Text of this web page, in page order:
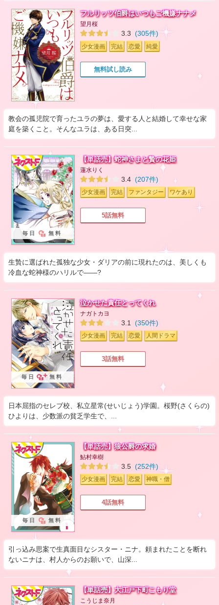
フルリッツ伯爵はいつもご機嫌ナナメ
望月桜
3.3 (305件)
少女漫画 完結 恋愛 純愛
無料試し読み
教会の孤児院で育ったユラの夢は、愛する人と結婚して幸せな家
庭を築くこと。そんなユラは、ある日突...
【単話売】蛇神さまと贄の花姫
蓮水りく
3.4 (207件)
少女漫画 完結 ファンタジー ワケあり
5話無料
毎日 無料
生贄に選ばれた孤独な少女・ダリアの前に現れたのは、美しくも
冷血な蛇神様のハリルで――?
泣かせた責任とってくれ
ナガトカヨ
3.1 (350件)
少女漫画 完結 恋愛 人間ドラマ
3話無料
毎日 無料
日本屈指のセレブ校、私立星常(せいじょう)学園。桜野(さくらの)
ひよりは、少数派の貧乏学生で、...
【単話売】狼公爵の求婚
鮎村幸樹
3.5 (252件)
少女漫画 完結 恋愛 神職・僧
4話無料
毎日 無料
引っ込み思案で生真面目なシスター・ニナ。頼まれたことを断れ
ないニナは、村人からのお願いで、山深...
【単話売】大江戸下町こもり堂
こうじま奈月